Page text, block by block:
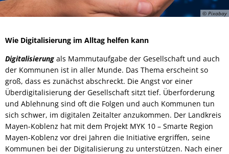
© Pixabay
Wie Digitalisierung im Alltag helfen kann
Digitalisierung als Mammutaufgabe der Gesellschaft und auch
der Kommunen ist in aller Munde. Das Thema erscheint so
groß, dass es zunächst abschreckt. Die Angst vor einer
Überdigitalisierung der Gesellschaft sitzt tief. Überforderung
und Ablehnung sind oft die Folgen und auch Kommunen tun
sich schwer, im digitalen Zeitalter anzukommen. Der Landkreis
Mayen-Koblenz hat mit dem Projekt MYK 10 – Smarte Region
Mayen-Koblenz vor drei Jahren die Initiative ergriffen, seine
Kommunen bei der Digitalisierung zu unterstützen. Nach einer